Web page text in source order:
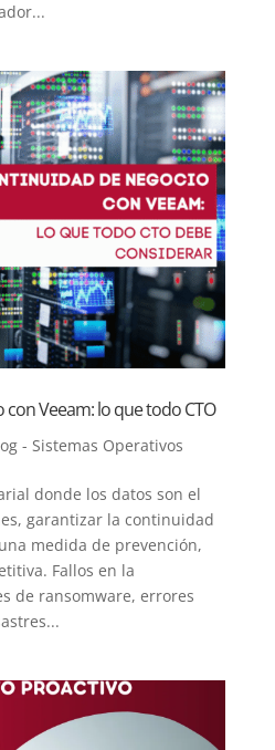
Veeam: lo que todo CTO
- Sistemas Operativos
donde los datos son el
garantizar la continuidad
medida de prevención,
Fallos en la
de ransomware, errores